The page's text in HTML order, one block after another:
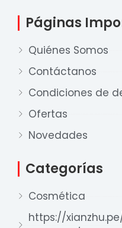
Páginas
Quiénes Somos
Contáctanos
Condiciones de
Ofertas
Novedades
Categorías
Cosmética
https://